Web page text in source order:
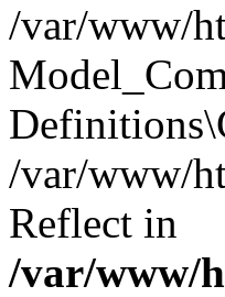
/var/www/
/var/www/
Reflect in
/var/www/